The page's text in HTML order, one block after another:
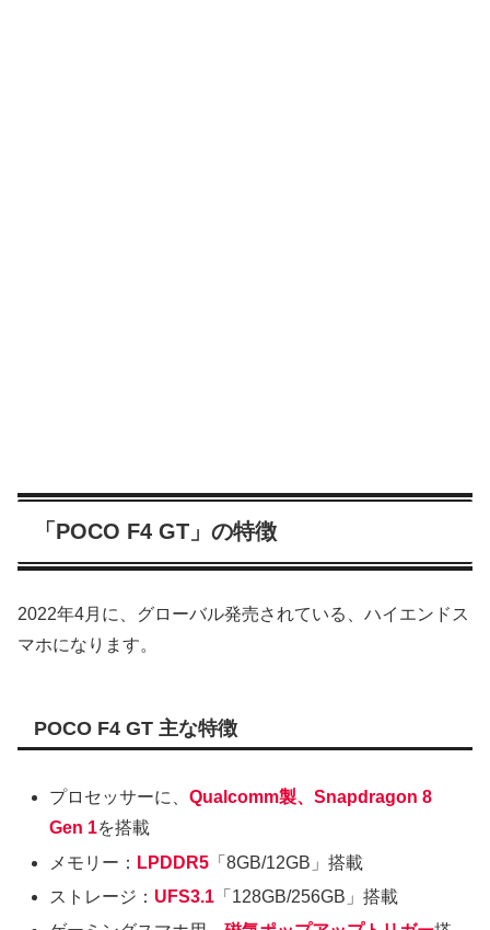
「POCO F4 GT」の特徴
2022年4月に、グローバル発売されている、ハイエンドス
マホになります。
POCO F4 GT 主な特徴
プロセッサーに、Qualcomm製、Snapdragon 8
Gen 1を搭載
メモリー： LPDDR5 「8GB/12GB」搭載
ストレージ： UFS3.1 「128GB/256GB」搭載